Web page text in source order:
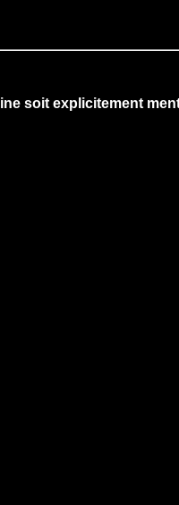
soit explicitement